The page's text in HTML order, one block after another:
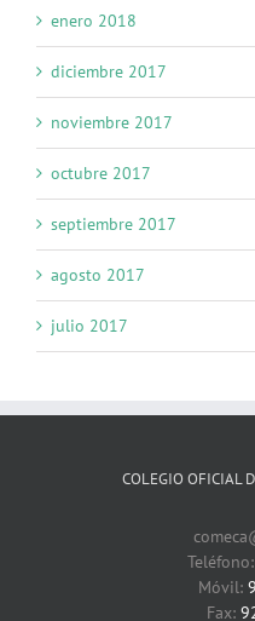
enero 2018
diciembre 2017
noviembre 2017
octubre 2017
septiembre 2017
agosto 2017
julio 2017
COLEGIO OFICIAL
Teléfono:
Móvil:
Fax: